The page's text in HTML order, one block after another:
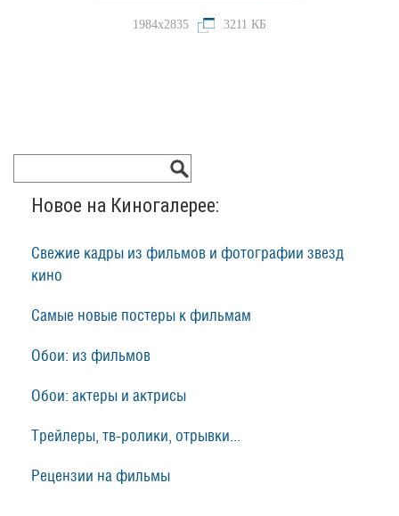
1984x2835 3211 КБ
Новое на Киногалерее:
Свежие кадры из фильмов и фотографии звезд
кино
Самые новые постеры к фильмам
Обои: из фильмов
Обои: актеры и актрисы
Трейлеры, тв-ролики, отрывки...
Рецензии на фильмы